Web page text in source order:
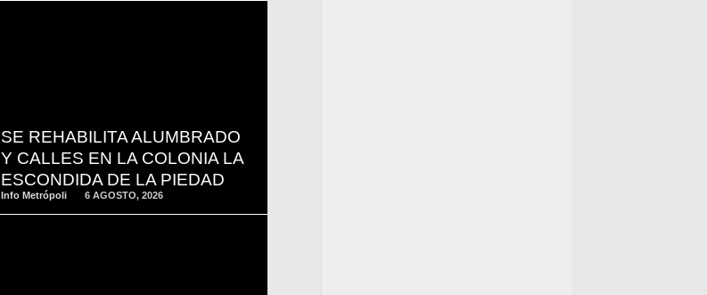
SE REHABILITA ALUMBRADO
Y CALLES EN LA COLONIA LA
ESCONDIDA DE LA PIEDAD
Info Metrópoli 6 AGOSTO, 2026